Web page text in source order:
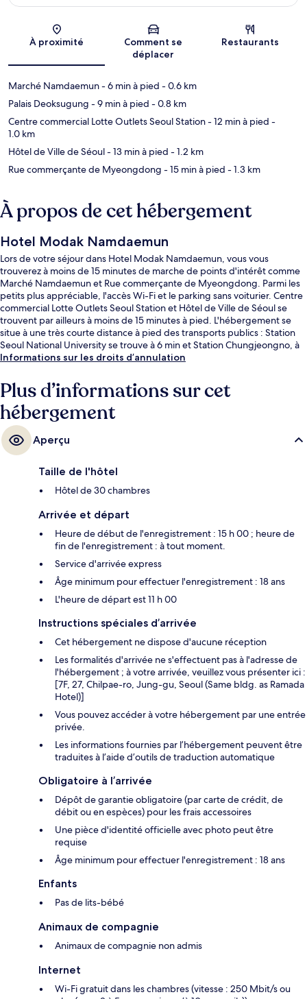
Carte
À proximité
Comment se
déplacer
Restaurants
Marché Namdaemun- 6 min à pied - 0.6 km
Palais Deoksugung - 9 min à pied - 0.8 km
Centre commercial Lotte Outlets Seoul Station- 12 min à pied -
1.0 km
Hôtel de Ville de Séoul- 13 min à pied - 1.2 km
Rue commerçante de Myeongdong - 15 min à pied - 1.3 km
À propos de cet hébergement
Hotel Modak Namdaemun
Lors de votre séjour dans Hotel Modak Namdaemun, vous vous
trouverez à moins de 15 minutes de marche de points d'intérêt comme
Marché Namdaemun et Rue commerçante de Myeongdong. Parmi les
petits plus appréciable, l'accès Wi-Fi et le parking sans voiturier. Centre
commercial Lotte Outlets Seoul Station et Hôtel de Ville de Séoul se
trouvent par ailleurs à moins de 15 minutes à pied. L'hébergement se
situe à une très courte distance à pied des transports publics : Station
Seoul National University se trouve à 6 min et Station Chungjeongno, à
10 min.
Informations sur les droits d’annulation
Plus d’informations sur cet
hébergement
Aperçu
Taille de l'hôtel
Hôtel de 30 chambres
Arrivée et départ
Heure de début de l'enregistrement : 15 h 00 ; heure de
fin de l'enregistrement : à tout moment.
Service d'arrivée express
Âge minimum pour effectuer l'enregistrement : 18 ans
L'heure de départ est 11 h 00
Instructions spéciales d’arrivée
Cet hébergement ne dispose d'aucune réception
Les formalités d'arrivée ne s'effectuent pas à l'adresse de
l'hébergement ; à votre arrivée, veuillez vous présenter ici :
[7F, 27, Chilpae-ro, Jung-gu, Seoul (Same bldg. as Ramada
Hotel)]
Vous pouvez accéder à votre hébergement par une entrée
privée.
Les informations fournies par l’hébergement peuvent être
traduites à l’aide d’outils de traduction automatique
Obligatoire à l’arrivée
Dépôt de garantie obligatoire (par carte de crédit, de
débit ou en espèces) pour les frais accessoires
Une pièce d'identité officielle avec photo peut être
requise
Âge minimum pour effectuer l'enregistrement : 18 ans
Enfants
Pas de lits-bébé
Animaux de compagnie
Animaux de compagnie non admis
Internet
Wi-Fi gratuit dans les chambres (vitesse : 250 Mbit/s ou